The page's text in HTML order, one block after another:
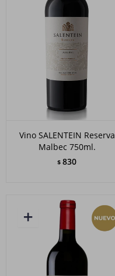
Vino SALENTEIN Reserva
Malbec 750ml.
$ 830